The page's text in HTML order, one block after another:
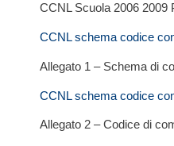
CCNL Scuola 2006 2009
CCNL schema codice
Allegato 1 – Schema di
CCNL schema codice
Allegato 2 – Codice di